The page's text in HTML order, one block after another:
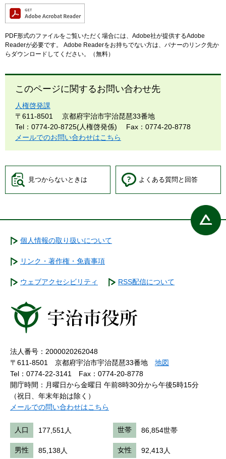
PDF形式のファイルをご覧いただく場合には、Adobe社が提供するAdobe
Readerが必要です。
Adobe Readerをお持ちでない方は、バナーのリンク先か
らダウンロードしてください。（無料）
このページに関するお問い合わせ先
人権啓発課
〒611-8501
京都府宇治市宇治琵琶33番地
Tel：0774-20-8725(人権啓発係)
Fax：0774-20-8778
メールでのお問い合わせはこちら
見つからないときは よくある質問と回答
個人情報の取り扱いについて
リンク・著作権・免責事項
ウェブアクセシビリティ RSS配信について
法人番号：2000020262048
〒611-8501 京都府宇治市宇治琵琶33番地 地図
Tel：0774-22-3141
Fax：0774-20-8778
開庁時間：月曜日から金曜日 午前8時30分から午後5時15分
（祝日、年末年始は除く）
メールでの問い合わせはこちら
人口 177,551人 世帯 86,854世帯
男性 85,138人 女性 92,413人